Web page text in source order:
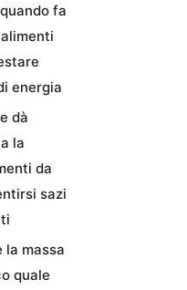
fa
energia
dà
la
da
sazi
la massa
quale